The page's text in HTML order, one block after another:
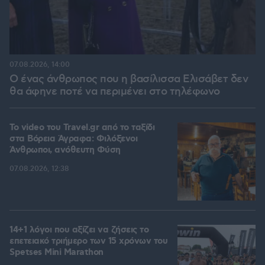
Ο ένας άνθρωπος που η βασίλισσα Ελισάβετ δεν
θα άφηνε ποτέ να περιμένει στο τηλέφωνο
07.08.2026, 14:00
To video του Travel.gr από το ταξίδι
στα Βόρεια Άγραφα: Φιλόξενοι
Άνθρωποι, ανόθευτη Φύση
07.08.2026, 12:38
14+1 λόγοι που αξίζει να ζήσεις το
επετειακό τριήμερο των 15 χρόνων του
Spetses Mini Marathon